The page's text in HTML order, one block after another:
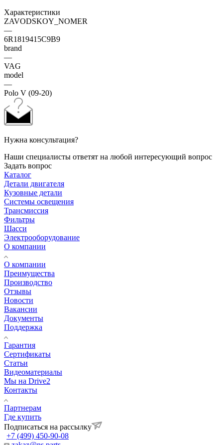
Характеристики
ZAVODSKOY_NOMER
—
6R1819415C9B9
brand
—
VAG
model
—
Polo V (09-20)
Нужна консультация?
Наши специалисты ответят на любой интересующий вопрос
Задать вопрос
Каталог
Детали двигателя
Кузовные детали
Системы освещения
Трансмиссия
Фильтры
Шасси
Электрооборудование
О компании
О компании
Преимущества
Производство
Отзывы
Новости
Вакансии
Документы
Поддержка
Гарантия
Сертификаты
Статьи
Видеоматериалы
Мы на Drive2
Контакты
Партнерам
Где купить
Подписаться на рассылку
+7 (499) 450-90-08